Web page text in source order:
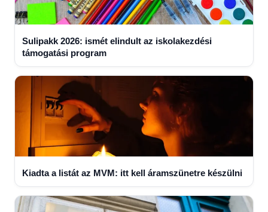
Sulipakk 2026: ismét elindult az iskolakezdési
támogatási program
Kiadta a listát az MVM: itt kell áramszünetre készülni